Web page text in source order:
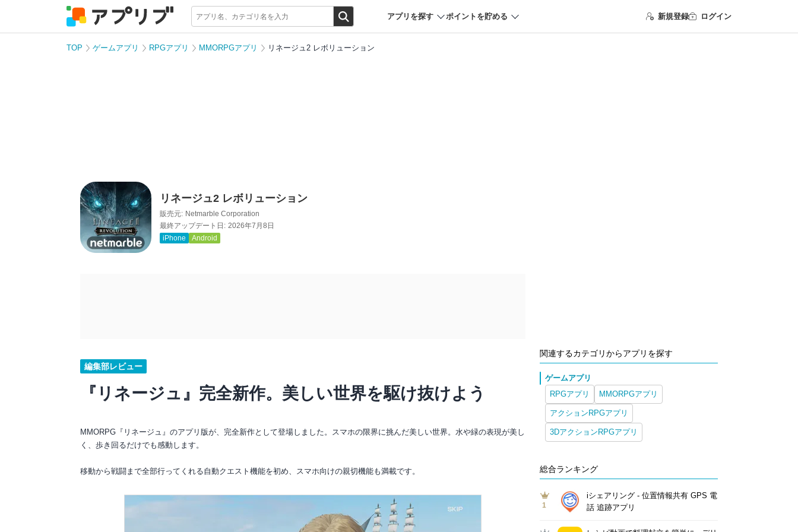
アプリを探す ポイントを貯める 新規登録 ログイン
TOP ゲームアプリ RPGアプリ MMORPGアプリ リネージュ2 レボリューション
リネージュ2 レボリューション
販売元: Netmarble Corporation
最終アップデート日: 2026年7月8日
iPhone
Android
編集部レビュー
『リネージュ』完全新作。美しい世界を駆け抜けよう
MMORPG『リネージュ』のアプリ版が、完全新作として登場しました。スマホの限界に挑んだ美しい世界。水や緑の表現が美し
く、歩き回るだけでも感動します。
移動から戦闘まで全部行ってくれる自動クエスト機能を初め、スマホ向けの親切機能も満載です。
関連するカテゴリからアプリを探す
ゲームアプリ
RPGアプリ
MMORPGアプリ
アクションRPGアプリ
3DアクションRPGアプリ
総合ランキング
1
iシェアリング - 位置情報共有 GPS 電
話 追跡アプリ